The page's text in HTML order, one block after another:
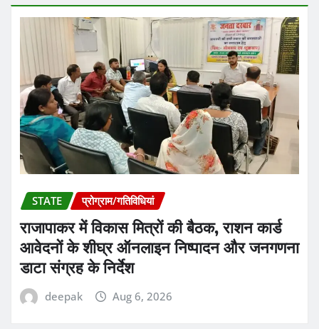
STATE प्रोग्राम/गतिविधियां
राजापाकर में विकास मित्रों की बैठक, राशन कार्ड
आवेदनों के शीघ्र ऑनलाइन निष्पादन और जनगणना
डाटा संग्रह के निर्देश
deepak Aug 6, 2026